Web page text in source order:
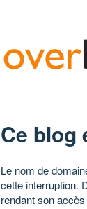
Ce blog
Le nom de
cette interruption.
rendant son